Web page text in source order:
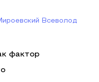
Всеволод
фактор